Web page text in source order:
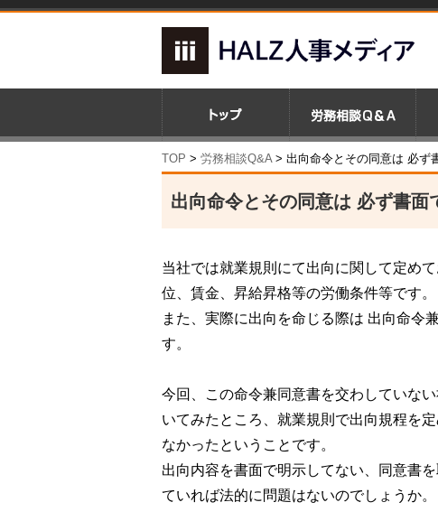
TOP > 労務相談Q&A> 出向命令とその同意は 必ず
出向命令とその同意は 必ず書面
当社では就業規則にて出向に関して定め
位、賃金、昇給昇格等の労働条件等です。
また、実際に出向を命じる際は 出向命令
す。
今回、この命令兼同意書を交わしていな
いてみたところ、就業規則で出向規程を
なかったということです。
出向内容を書面で明示してない、同意書
ていれば法的に問題はないのでしょうか。